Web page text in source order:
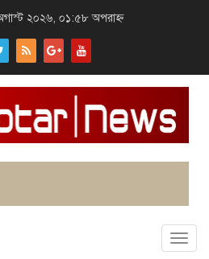
২০২৬, ০১:৫৮ অপরাহ্ন